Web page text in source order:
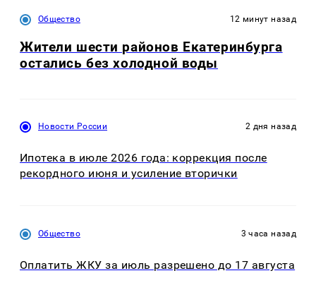
Общество 12 минут назад
Жители шести районов Екатеринбурга
остались без холодной воды
Новости России 2 дня назад
Ипотека в июле 2026 года: коррекция после
рекордного июня и усиление вторички
Общество 3 часа назад
Оплатить ЖКУ за июль разрешено до 17 августа